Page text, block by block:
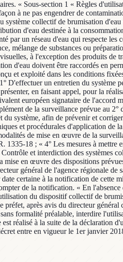
« Sous-section 1 « Règles
à ne pas engendrer de
système collectif de brumisation
d'eau destinée à la
par un réseau d'eau qui respecte
mélange de substances ou
à l'exception des produits
d'eau doivent être raccordés en
et exploité dans les conditions
D'effectuer un entretien du système
en faisant appel, pour la
européen signataire de l'accord
de la surveillance prévue au
du système, afin de prévenir et
et procédurales d'application de
de mise en œuvre de la
1335-18 ; « 4° Les mesures à
et interdiction des systèmes
mise en œuvre des dispositions
général de l'agence régionale
certaine à la notification de cette
de la notification. « En
du dispositif collectif de
préfet, après avis du directeur
formalité préalable, interdire
réalisé à la suite de la déclaration
entre en vigueur le 1er janvier